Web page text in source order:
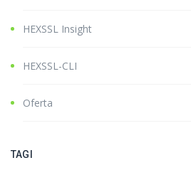
HEXSSL Insight
HEXSSL-CLI
Oferta
TAGI